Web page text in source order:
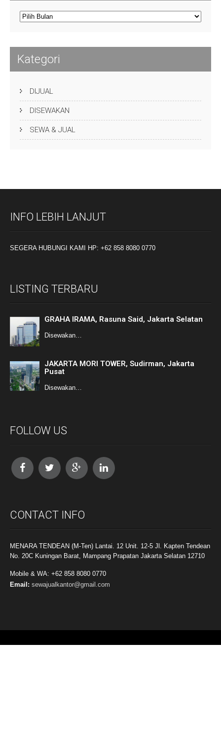
Arsip
Kategori
DIJUAL
DISEWAKAN
SEWA & JUAL
INFO LEBIH LANJUT
SEGERA HUBUNGI KAMI HP: +62 858 8080 0770
LISTING TERBARU
GRAHA IRAMA, Rasuna Said, Jakarta Selatan
Disewakan…
JAKARTA MORI TOWER, Sudirman, Jakarta
Pusat
Disewakan…
FOLLOW US
CONTACT INFO
MENARA TENDEAN (M-Ten) Lantai. 12 Unit. 12-5 Jl. Kapten Tendean
No. 20C Kuningan Barat, Mampang Prapatan Jakarta Selatan 12710
Mobile & WA: +62 858 8080 0770
Email: sewajualkantor@gmail.com